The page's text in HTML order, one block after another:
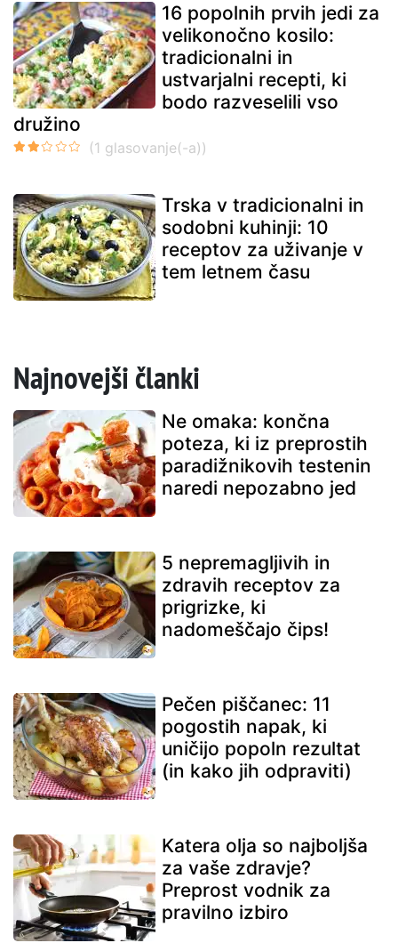
16 popolnih prvih jedi za
velikonočno kosilo:
tradicionalni in
ustvarjalni recepti, ki
bodo razveselili vso
družino
Trska v tradicionalni in
sodobni kuhinji: 10
receptov za uživanje v
tem letnem času
Najnovejši članki
Ne omaka: končna
poteza, ki iz preprostih
paradižnikovih testenin
naredi nepozabno jed
5 nepremagljivih in
zdravih receptov za
prigrizke, ki
nadomeščajo čips!
Pečen piščanec: 11
pogostih napak, ki
uničijo popoln rezultat
(in kako jih odpraviti)
Katera olja so najboljša
za vaše zdravje?
Preprost vodnik za
pravilno izbiro